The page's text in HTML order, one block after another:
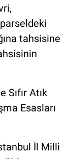
tahsisine
Atık
Esasları
İl Milli